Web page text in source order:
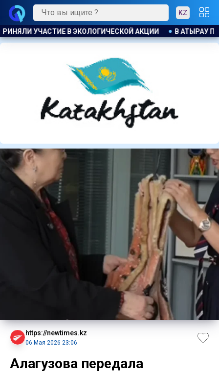
KZ
АКЦИИ В АТЫРАУ ПОЛИЦЕЙСКИЙ ЭВАКУИРОВАЛ
https://newtimes.kz
06 Мая 2026 23:06
Алагузова передала